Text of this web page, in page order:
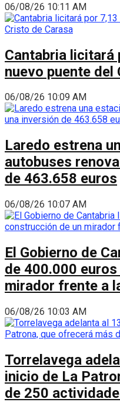
06/08/26 10:11 AM
Cantabria licitará
nuevo puente del
06/08/26 10:09 AM
Laredo estrena
autobuses
de 463.658 euros
06/08/26 10:07 AM
El Gobierno de
de 400.000
mirador frente a
06/08/26 10:03 AM
Torrelavega
inicio de La
de 250